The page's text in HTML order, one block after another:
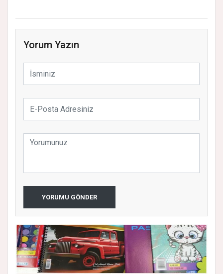
Yorum Yazın
YORUMU GÖNDER